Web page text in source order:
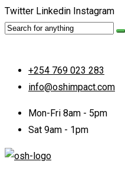
Twitter Linkedin Instagram
+254 769 023 283
info@oshimpact.com
Mon-Fri 8am - 5pm
Sat 9am - 1pm